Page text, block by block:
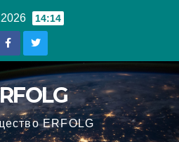
14:14
ERFOLG